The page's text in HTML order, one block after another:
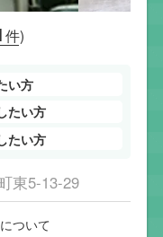
件)
い方
たい方
たい方
東5-13-29
ついて